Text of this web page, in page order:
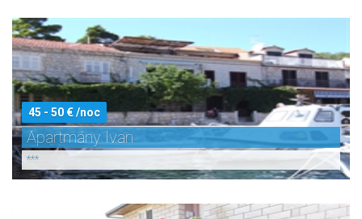
45 - 50 € /noc
Apartmány Ivan
***